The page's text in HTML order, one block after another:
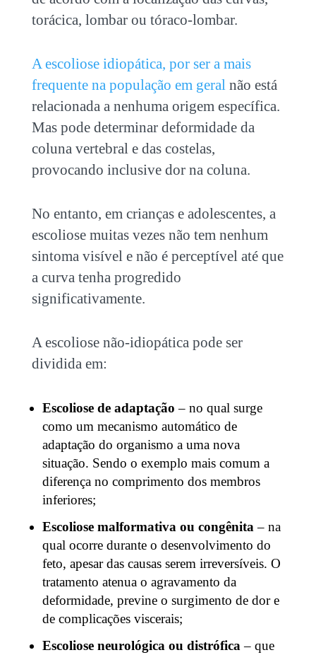
torácica, lombar ou tóraco-lombar.
A escoliose idiopática, por ser a mais
frequente na população em geral não está
relacionada a nenhuma origem específica.
Mas pode determinar deformidade da
coluna vertebral e das costelas,
provocando inclusive dor na coluna.
No entanto, em crianças e adolescentes, a
escoliose muitas vezes não tem nenhum
sintoma visível e não é perceptível até que
a curva tenha progredido
significativamente.
A escoliose não-idiopática pode ser
dividida em:
Escoliose de adaptação – no qual surge
como um mecanismo automático de
adaptação do organismo a uma nova
situação. Sendo o exemplo mais comum a
diferença no comprimento dos membros
inferiores;
Escoliose malformativa ou congênita – na
qual ocorre durante o desenvolvimento do
feto, apesar das causas serem irreversíveis. O
tratamento atenua o agravamento da
deformidade, previne o surgimento de dor e
de complicações viscerais;
Escoliose neurológica ou distrófica – que